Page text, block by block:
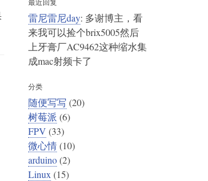
雷尼雷尼day: 多谢博主，看
来我可以捡个brix5005然后
上牙膏厂AC9462这种缩水集
成mac射频卡了
分类
随便写写 (20)
树莓派 (6)
FPV (33)
微心情(10)
arduino(2)
Linux (15)